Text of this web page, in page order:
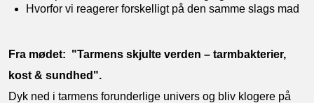
Hvorfor vi reagerer forskelligt på den samme slags mad
Fra mødet: "Tarmens skjulte verden – tarmbakterier,
kost & sundhed".
Dyk ned i tarmens forunderlige univers og bliv klogere på